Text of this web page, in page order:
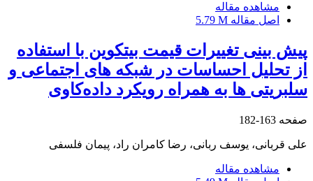
مشاهده مقاله
اصل مقاله 5.79 M
پیش بینی تغییرات قیمت بیتکوین با استفاده
از تحلیل احساسات در شبکه های اجتماعی و
سلبریتی ها به همراه رویکرد داده‌کاوی
صفحه 163-182
علی قربانی، یوسف ربانی، رضا کامران راد، پیمان فلسفی
مشاهده مقاله